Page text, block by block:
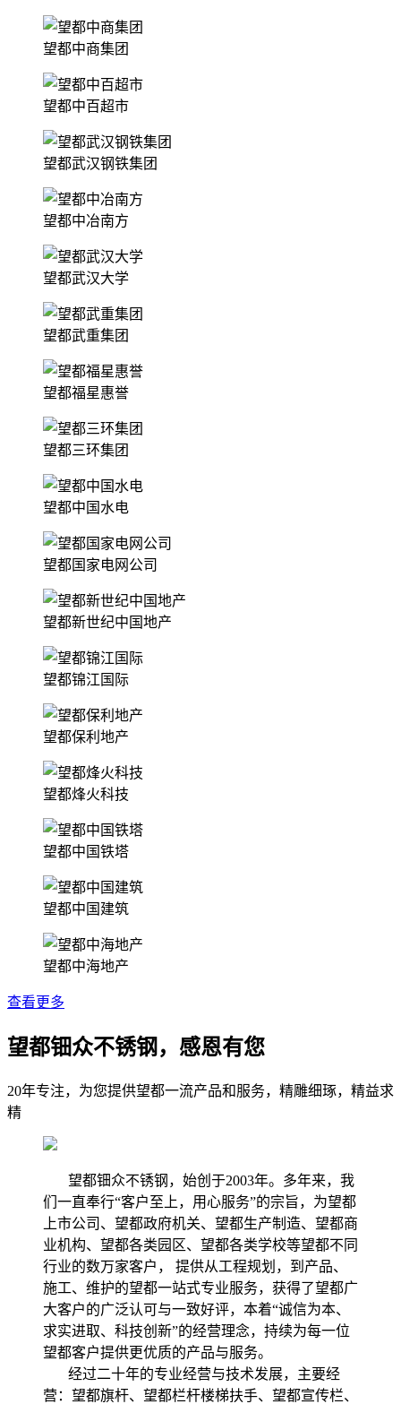
望都中商集团
望都中百超市
望都武汉钢铁集团
望都中冶南方
望都武汉大学
望都武重集团
望都福星惠誉
望都三环集团
望都中国水电
望都国家电网公司
望都新世纪中国地产
望都锦江国际
望都保利地产
望都烽火科技
望都中国铁塔
望都中国建筑
望都中海地产
查看更多
望都钿众不锈钢，感恩有您
20年专注，为您提供望都一流产品和服务，精雕细琢，精益求
精
望都钿众不锈钢，始创于2003年。多年来，我
们一直奉行“客户至上，用心服务”的宗旨，为望都
上市公司、望都政府机关、望都生产制造、望都商
业机构、望都各类园区、望都各类学校等望都不同
行业的数万家客户， 提供从工程规划，到产品、
施工、维护的望都一站式专业服务，获得了望都广
大客户的广泛认可与一致好评，本着“诚信为本、
求实进取、科技创新”的经营理念，持续为每一位
望都客户提供更优质的产品与服务。
经过二十年的专业经营与技术发展，主要经
营：望都旗杆、望都栏杆楼梯扶手、望都宣传栏、